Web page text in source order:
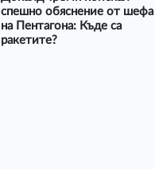
спешно обяснение от шефа
на Пентагона: Къде са
ракетите?